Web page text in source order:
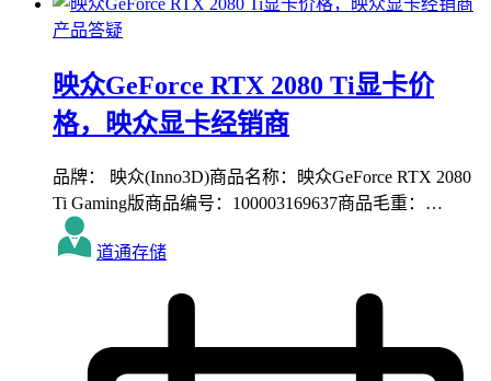
产品答疑
映众GeForce RTX 2080 Ti显卡价
格，映众显卡经销商
品牌： 映众(Inno3D)商品名称：映众GeForce RTX 2080
Ti Gaming版商品编号：100003169637商品毛重：…
道通存储